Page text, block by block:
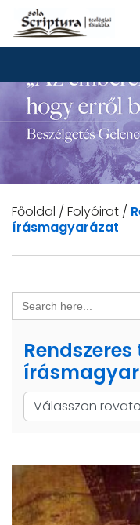
Főoldal / Folyóirat /
írásmagyarázat
SEARCH
FOR: